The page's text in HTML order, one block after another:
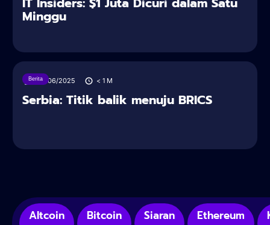
Minggu
Berita28/06/2025 < 1 M
Serbia: Titik balik menuju BRICS
Altcoin Bitcoin
Siaran
Ethereum